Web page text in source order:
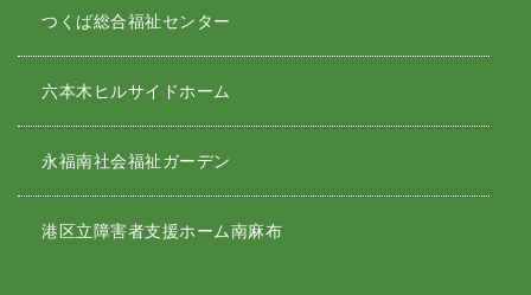
つくば総合福祉センター
六本木ヒルサイドホーム
永福南社会福祉ガーデン
港区立障害者支援ホーム南麻布